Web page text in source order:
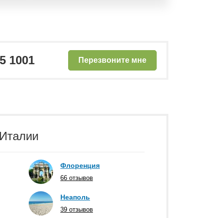
1001 Перезвоните мне
Флоренция
66 отзывов
Неаполь
39 отзывов